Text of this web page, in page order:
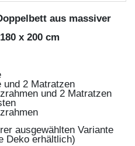
aus massiver
x 200 cm
und 2 Matratzen
und 2 Matratzen
ausgewählten Variante
Deko erhältlich)